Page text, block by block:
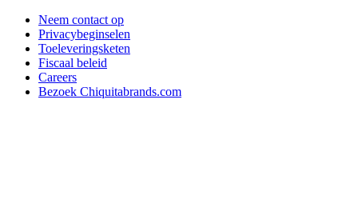
Neem contact op
Privacybeginselen
Toeleveringsketen
Fiscaal beleid
Careers
Bezoek Chiquitabrands.com